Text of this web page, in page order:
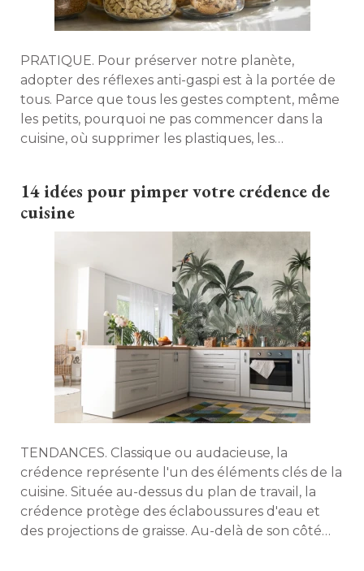
PRATIQUE. Pour préserver notre planète,
adopter des réflexes anti-gaspi est à la portée de
tous. Parce que tous les gestes comptent, même
les petits, pourquoi ne pas commencer dans la
cuisine, où supprimer les plastiques, les
14 idées pour pimper votre crédence de
cuisine
TENDANCES. Classique ou audacieuse, la
crédence représente l'un des éléments clés de la
cuisine. Située au-dessus du plan de travail, la
crédence protège des éclaboussures d'eau et
des projections de graisse. Au-delà de son côté